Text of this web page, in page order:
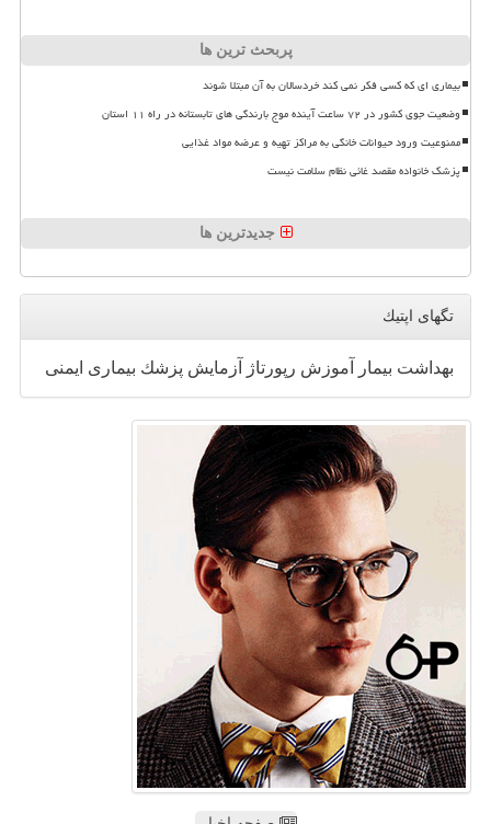
پربحث ترین ها
بیماری ای که کسی فکر نمی کند خردسالان به آن مبتلا شوند
وضعیت جوی کشور در ۷۲ ساعت آینده موج بارندگی های تابستانه در راه ۱۱ استان
ممنوعیت ورود حیوانات خانگی به مراکز تهیه و عرضه مواد غذایی
پزشک خانواده مقصد غائی نظام سلامت نیست
جدیدترین ها
تگهای اپتیك
بهداشت بیمار آموزش رپورتاژ آزمایش پزشك بیماری ایمنی